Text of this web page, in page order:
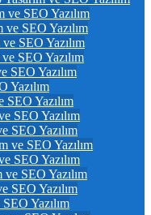
ve SEO Yazılım
ve SEO Yazılım
SEO Yazılım
SEO Yazılım
SEO Yazılım
Yazılım
SEO Yazılım
SEO Yazılım
SEO Yazılım
ve SEO Yazılım
SEO Yazılım
ve SEO Yazılım
SEO Yazılım
Yazılım